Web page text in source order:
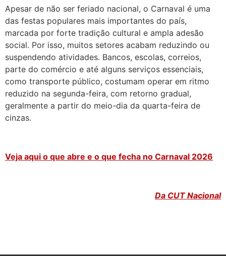
Apesar de não ser feriado nacional, o Carnaval é uma
das festas populares mais importantes do país,
marcada por forte tradição cultural e ampla adesão
social. Por isso, muitos setores acabam reduzindo ou
suspendendo atividades. Bancos, escolas, correios,
parte do comércio e até alguns serviços essenciais,
como transporte público, costumam operar em ritmo
reduzido na segunda-feira, com retorno gradual,
geralmente a partir do meio-dia da quarta-feira de
cinzas.
Veja aqui o que abre e o que fecha no Carnaval 2026
Da CUT Nacional